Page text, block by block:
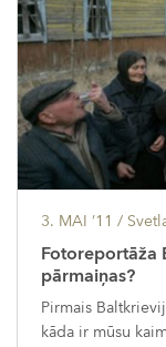
3. MAI ’11 /
Fotoreportāža
pārmaiņas?
Pirmais
kāda ir mūsu